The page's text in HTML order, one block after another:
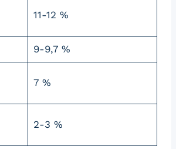
11-12 %
9-9,7 %
7 %
2-3 %